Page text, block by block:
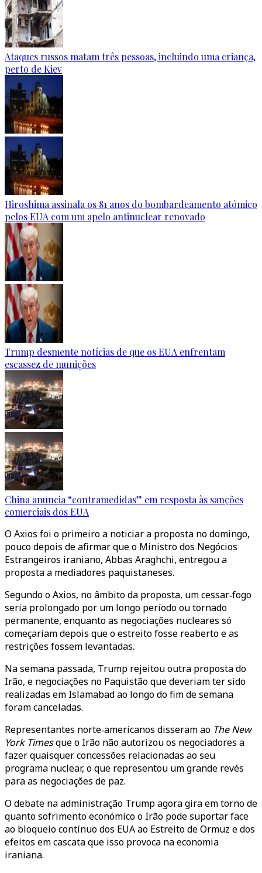
Ataques russos matam três pessoas, incluindo uma criança,
perto de Kiev
Hiroshima assinala os 81 anos do bombardeamento atómico
pelos EUA com um apelo antinuclear renovado
Trump desmente notícias de que os EUA enfrentam
escassez de munições
China anuncia “contramedidas” em resposta às sanções
comerciais dos EUA
O Axios foi o primeiro a noticiar a proposta no domingo,
pouco depois de afirmar que o Ministro dos Negócios
Estrangeiros iraniano, Abbas Araghchi, entregou a
proposta a mediadores paquistaneses.
Segundo o Axios, no âmbito da proposta, um cessar‑fogo
seria prolongado por um longo período ou tornado
permanente, enquanto as negociações nucleares só
começariam depois que o estreito fosse reaberto e as
restrições fossem levantadas.
Na semana passada, Trump rejeitou outra proposta do
Irão, e negociações no Paquistão que deveriam ter sido
realizadas em Islamabad ao longo do fim de semana
foram canceladas.
Representantes norte‑americanos disseram ao The New
York Timesque o Irão não autorizou os negociadores a
fazer quaisquer concessões relacionadas ao seu
programa nuclear, o que representou um grande revés
para as negociações de paz.
O debate na administração Trump agora gira em torno de
quanto sofrimento económico o Irão pode suportar face
ao bloqueio contínuo dos EUA ao Estreito de Ormuz e dos
efeitos em cascata que isso provoca na economia
iraniana.